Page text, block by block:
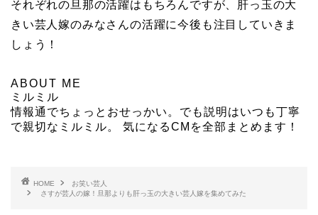
それぞれの旦那の活躍はもちろんですが、肝っ玉の大
きい芸人嫁のみなさんの活躍に今後も注目していきま
しょう！
ABOUT ME
ミルミル
情報通でちょっとおせっかい。でも説明はいつも丁寧
で親切なミルミル。 気になるCMを全部まとめます！
HOME
お笑い芸人
さすが芸人の嫁！旦那よりも肝っ玉の大きい芸人嫁を集めてみた